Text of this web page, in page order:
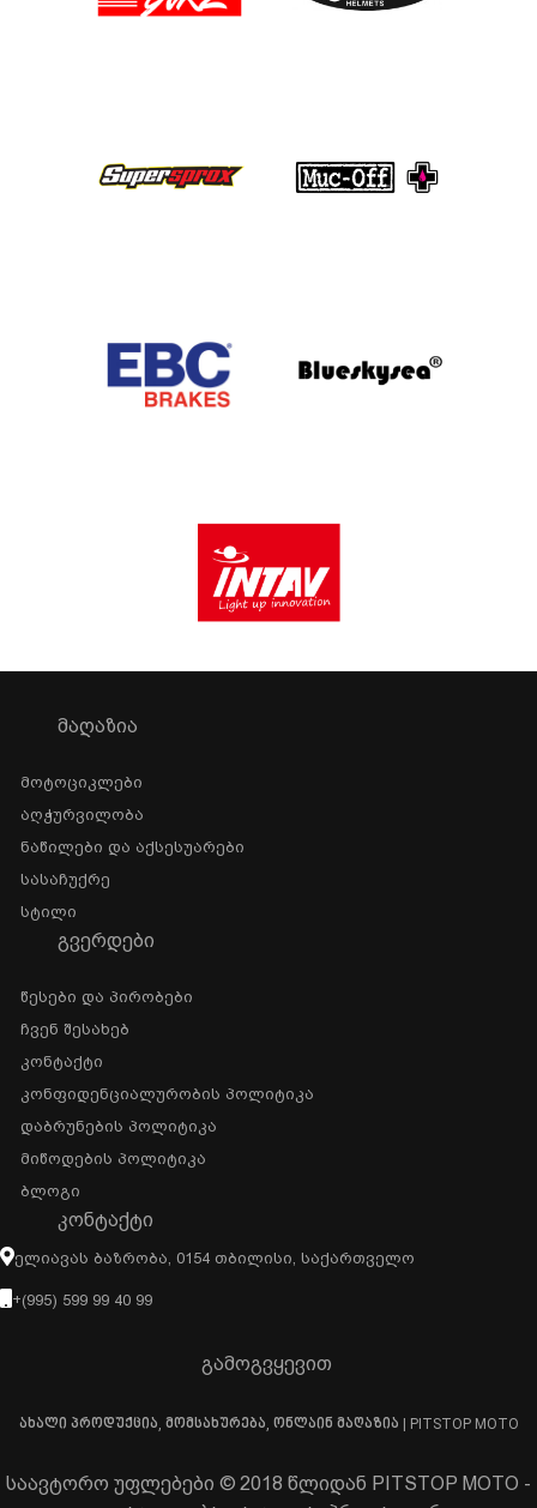
ᲛᲐᲦᲐᲖᲘᲐ
Მოტოციკლები
Აღჭურვილობა
Ნაწილები Და Აქსესუარები
Სასაჩუქრე
Სტილი
ᲒᲕᲔᲠᲓᲔᲑᲘ
Წესები Და Პირობები
Ჩვენ Შესახებ
Კონტაქტი
Კონფიდენციალურობის Პოლიტიკა
Დაბრუნების Პოლიტიკა
Მიწოდების Პოლიტიკა
Ბლოგი
ᲙᲝᲜᲢᲐᲥᲢᲘ
Ელიავას Ბაზრობა, 0154 Თბილისი, Საქართველო
+(995) 599 99 40 99
გამოგვყევით
ახალი პროდუქცია, მომსახურება, ონლაინ მაღაზია | PITSTOP MOTO
საავტორო უფლებები © 2018 წლიდან PITSTOP MOTO -